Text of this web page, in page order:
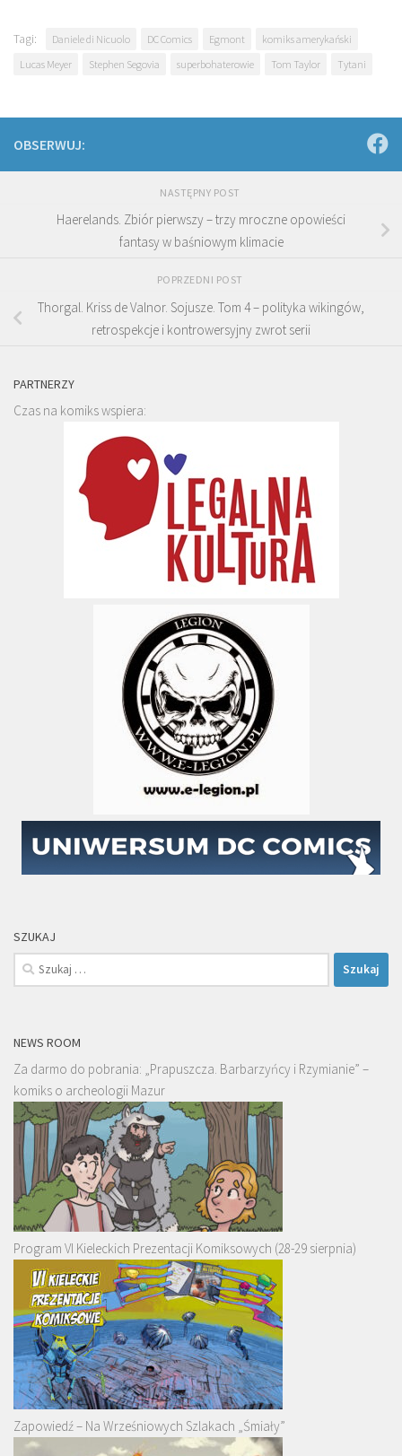
Tagi: Daniele di Nicuolo DC Comics Egmont
komiks amerykański
Lucas Meyer
Stephen Segovia superbohaterowie Tom Taylor Tytani
OBSERWUJ:
NASTĘPNY POST
Haerelands. Zbiór pierwszy – trzy mroczne opowieści
fantasy w baśniowym klimacie
POPRZEDNI POST
Thorgal. Kriss de Valnor. Sojusze. Tom 4 – polityka wikingów,
retrospekcje i kontrowersyjny zwrot serii
PARTNERZY
Czas na komiks wspiera:
SZUKAJ
Szukaj:
NEWS ROOM
Za darmo do pobrania: „Prapuszcza. Barbarzyńcy i Rzymianie” –
komiks o archeologii Mazur
Program VI Kieleckich Prezentacji Komiksowych (28-29 sierpnia)
Zapowiedź – Na Wrześniowych Szlakach „Śmiały”